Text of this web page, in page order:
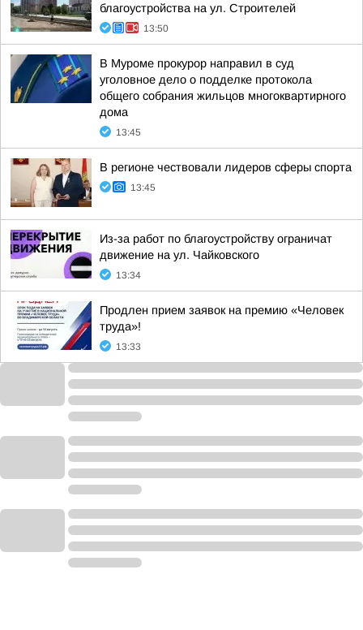
благоустройства на ул. Строителей
13:50
В Муроме прокурор направил в суд
уголовное дело о подделке протокола
общего собрания жильцов многоквартирного
дома
13:45
В регионе чествовали лидеров сферы спорта
13:45
Из-за работ по благоустройству ограничат
движение на ул. Чайковского
13:34
Продлен прием заявок на премию «Человек
труда»!
13:33